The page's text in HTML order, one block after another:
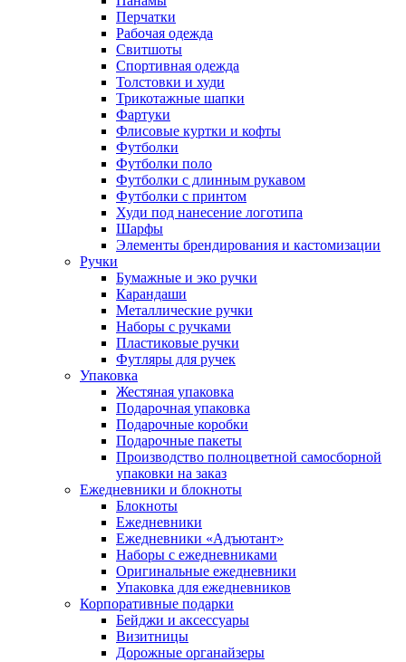
Перчатки
Рабочая одежда
Свитшоты
Спортивная одежда
Толстовки и худи
Трикотажные шапки
Фартуки
Флисовые куртки и кофты
Футболки
Футболки поло
Футболки с длинным рукавом
Футболки с принтом
Худи под нанесение логотипа
Шарфы
Элементы брендирования и кастомизации
Ручки
Бумажные и эко ручки
Карандаши
Металлические ручки
Наборы с ручками
Пластиковые ручки
Футляры для ручек
Упаковка
Жестяная упаковка
Подарочная упаковка
Подарочные коробки
Подарочные пакеты
Производство полноцветной самосборной
упаковки на заказ
Ежедневники и блокноты
Блокноты
Ежедневники
Ежедневники «Адъютант»
Наборы с ежедневниками
Оригинальные ежедневники
Упаковка для ежедневников
Корпоративные подарки
Бейджи и аксессуары
Визитницы
Дорожные органайзеры